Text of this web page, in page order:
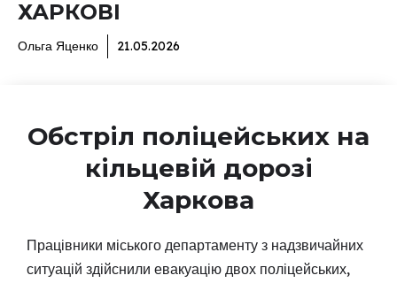
ХАРКОВІ
Ольга Яценко 21.05.2026
Обстріл поліцейських на
кільцевій дорозі
Харкова
Працівники міського департаменту з надзвичайних
ситуацій здійснили евакуацію двох поліцейських,